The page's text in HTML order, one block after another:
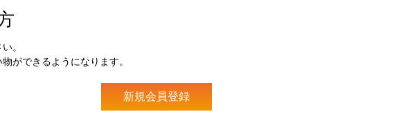
。
ができるようになります。